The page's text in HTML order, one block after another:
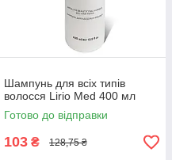
Шампунь для всіх типів
волосся Lirio Med 400 мл
Готово до відправки
103 ₴ 128,75 ₴